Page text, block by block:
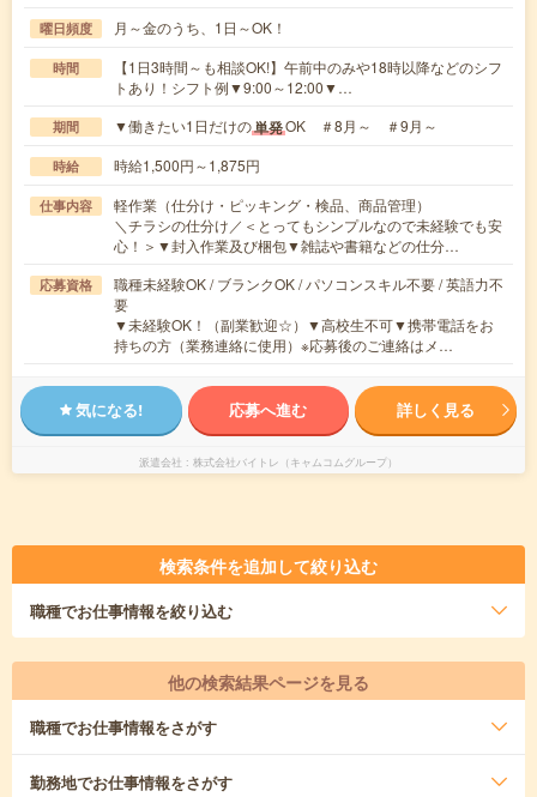
曜日頻度 月～金のうち、1日～OK！
時間
【1日3時間～も相談OK!】午前中のみや18時以降などのシフ
トあり！シフト例▼9:00～12:00▼…
期間 ▼働きたい1日だけの単発OK ＃8月～ ＃9月～
時給 時給1,500円～1,875円
仕事内容
軽作業（仕分け・ピッキング・検品、商品管理）
＼チラシの仕分け／＜とってもシンプルなので未経験でも安
心！＞▼封入作業及び梱包▼雑誌や書籍などの仕分…
応募資格
職種未経験OK / ブランクOK / パソコンスキル不要 / 英語力不
要
▼未経験OK！（副業歓迎☆）▼高校生不可▼携帯電話をお
持ちの方（業務連絡に使用）※応募後のご連絡はメ…
気になる! 応募へ進む 詳しく見る
派遣会社 株式会社バイトレ（キャムコムグループ）
検索条件を追加して絞り込む
職種でお仕事情報を絞り込む
他の検索結果ページを見る
職種でお仕事情報をさがす
勤務地でお仕事情報をさがす